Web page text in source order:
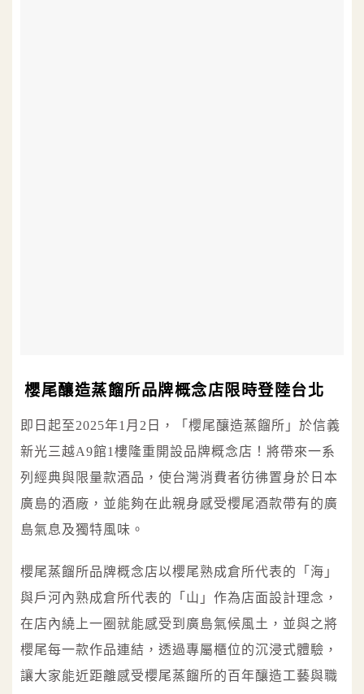
櫻尾釀造蒸餾所品牌概念店限時登陸台北
即日起至2025年1月2日，「櫻尾釀造蒸餾所」於信義
新光三越A9館1樓隆重開設品牌概念店！將帶來一系
列經典與限量款酒品，使台灣消費者彷彿置身於日本
廣島的酒廠，並能夠在此親身感受櫻尾酒款帶有的廣
島氣息及獨特風味。
櫻尾蒸餾所品牌概念店以櫻尾熟成倉所代表的「海」
與戶河內熟成倉所代表的「山」作為店面設計理念，
在店內繞上一圈就能感受到廣島氣候風土，並與之將
櫻尾每一款作品連結，透過專屬櫃位的沉浸式體驗，
讓大家能近距離感受櫻尾蒸餾所的百年釀造工藝與職